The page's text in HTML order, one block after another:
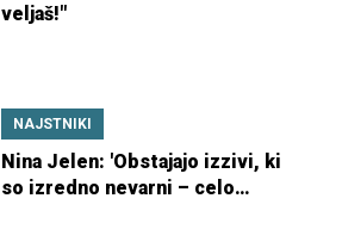
veljaš!"
NAJSTNIKI
Nina Jelen: 'Obstajajo izzivi, ki
so izredno nevarni – celo